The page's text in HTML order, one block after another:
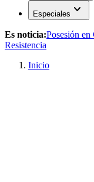
Especiales expand_more
Es noticia:Posesión en
Resistencia
Inicio